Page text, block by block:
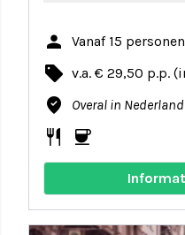
person Vanaf 15 personen
local_offer v.a. € 29,50 p.p.
where_to_vote Overal in Nederland
restaurant coffee